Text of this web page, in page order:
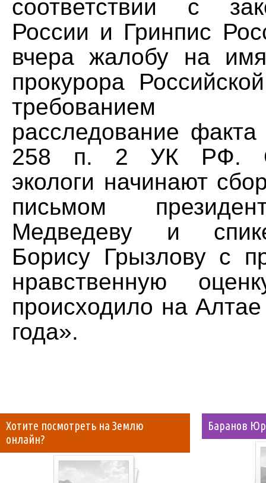
соответствии с
России и Гринпис
вчера жалобу на имя
прокурора
требованием
расследование
258 п. 2 УК РФ.
экологи начинают
письмом
Медведеву и
Борису Грызлову с
нравственную
происходило на
года».
Хотите посмотреть на Землю
онлайн?
Баранов